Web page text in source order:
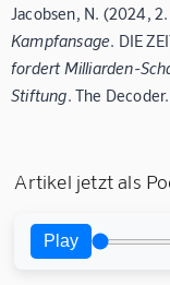
Jacobsen, N. (2024,
Kampfansage. DIE
fordert Milliarden-
Stiftung. The Decoder.
Artikel jetzt als
Play